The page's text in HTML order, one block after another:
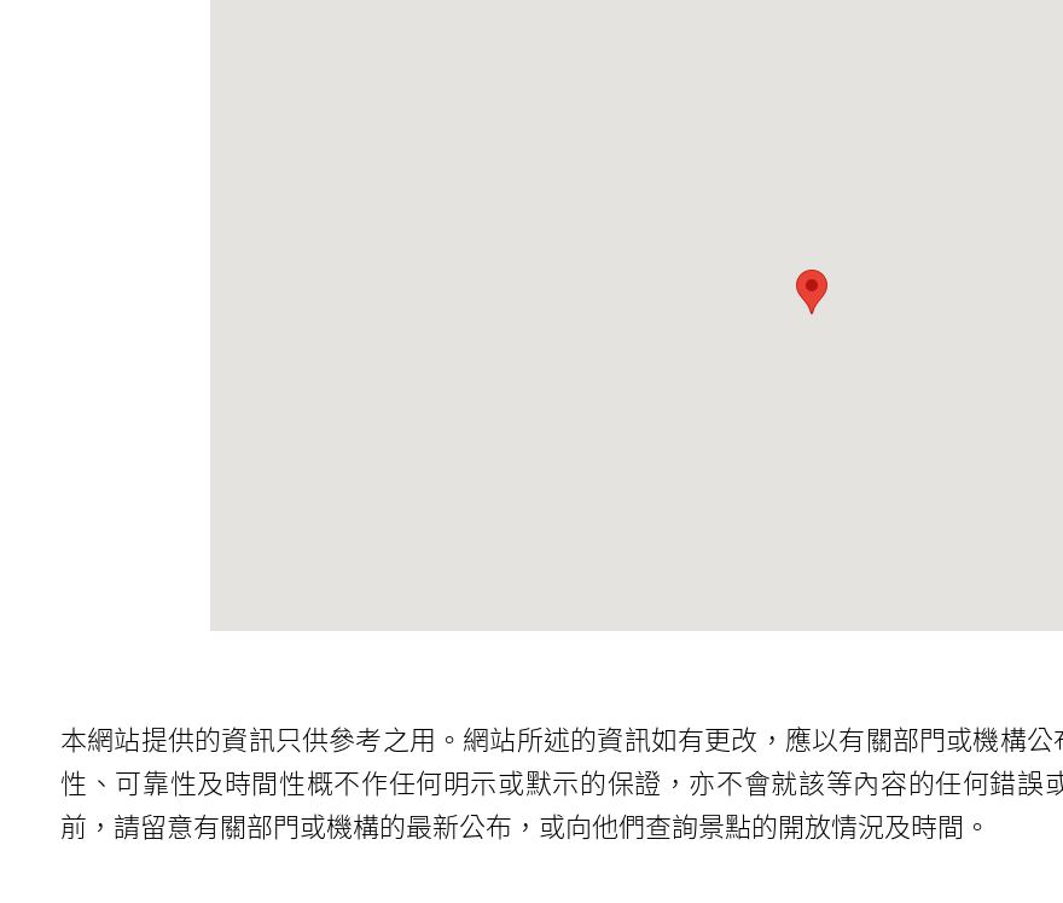
本網站提供的資訊只供參考之用。網站所述的資訊如有更改，應以有關部門或機構
性、可靠性及時間性概不作任何明示或默示的保證，亦不會就該等內容的任何錯誤
前，請留意有關部門或機構的最新公布，或向他們查詢景點的開放情況及時間。